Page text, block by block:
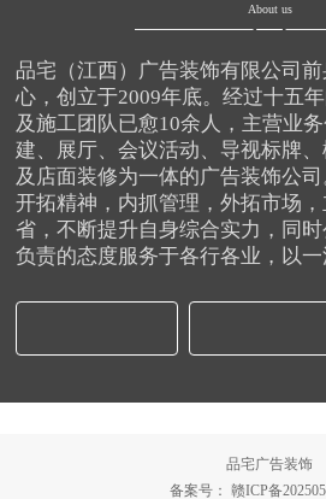
About us
品宅（江西）广告装饰有限公司
心，创立于2009年底。经过十五
及施工团队已愈10余人，主营业
建、展厅、会议活动、导视标牌
及店面装修为一体的广告装饰公
开拓精神，内抓管理，外拓市场
省，不断提升自身综合实力，同时
负责的态度服务于各行各业，以
品宅广告装饰
备案号： 赣ICP备